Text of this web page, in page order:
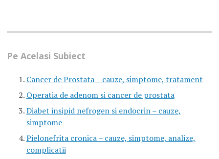
Pe Acelasi Subiect
Cancer de Prostata – cauze, simptome, tratament
Operatia de adenom si cancer de prostata
Diabet insipid nefrogen si endocrin – cauze,
simptome
Pielonefrita cronica – cauze, simptome, analize,
complicatii